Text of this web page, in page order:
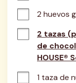
2 huevos
2 tazas
de
HOUSE®
1 taza de